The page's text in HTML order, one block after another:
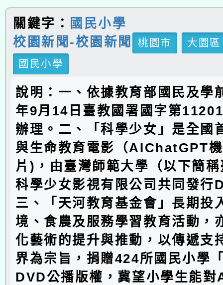
關鍵字：
國民小學
校園新聞-校園新聞
桃園市
大園區
國民小學
說明：一、依據教育部國民及學
年9月14日臺教國署國字第
辦理。二、「科學少女」是全國
與生命教育電影（AIChatGPT
片)，由臺灣師範大學（以下簡
科學少女影視有限公司共同發行
三、「天河教育基金會」長期投
境、食農及服務學習教育活動，
化藝術的提升與推動，以傳遞支
界為宗旨，捐贈424所國民小學
DVD公播版權，冀望小學生能對